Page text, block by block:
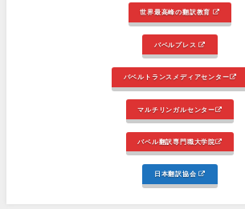
世界最高峰の翻訳教育
バベルプレス
バベルトランスメディアセンター
マルチリンガルセンター
バベル翻訳専門職大学院
日本翻訳協会